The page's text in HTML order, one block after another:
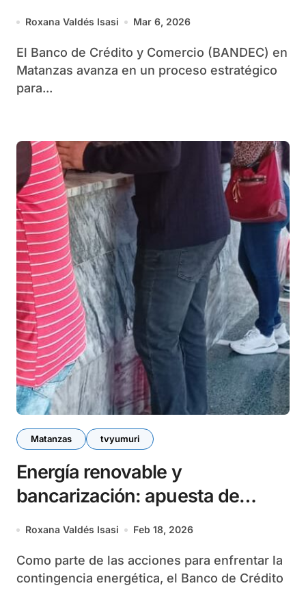
en todas las sucursales de la
Roxana Valdés Isasi Mar 6, 2026
El Banco de Crédito y Comercio (BANDEC) en
Matanzas avanza en un proceso estratégico
para...
Matanzas tvyumuri
Energía renovable y
bancarización: apuesta de
Banco de Crédito y Comercio en
Roxana Valdés Isasi Feb 18, 2026
Como parte de las acciones para enfrentar la
contingencia energética, el Banco de Crédito